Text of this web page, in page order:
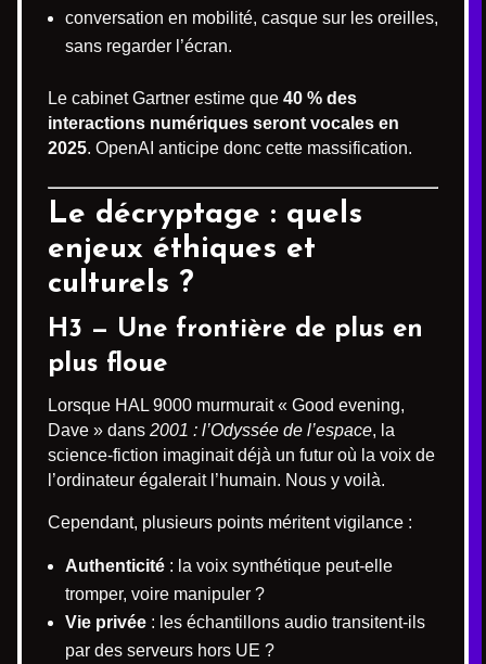
conversation en mobilité, casque sur les oreilles,
sans regarder l’écran.
Le cabinet Gartner estime que 40 % des
interactions numériques seront vocales en
2025. OpenAI anticipe donc cette massification.
Le décryptage : quels
enjeux éthiques et
culturels ?
H3 — Une frontière de plus en
plus floue
Lorsque HAL 9000 murmurait « Good evening,
Dave » dans 2001 : l’Odyssée de l’espace, la
science-fiction imaginait déjà un futur où la voix de
l’ordinateur égalerait l’humain. Nous y voilà.
Cependant, plusieurs points méritent vigilance :
Authenticité : la voix synthétique peut-elle
tromper, voire manipuler ?
Vie privée : les échantillons audio transitent-ils
par des serveurs hors UE ?